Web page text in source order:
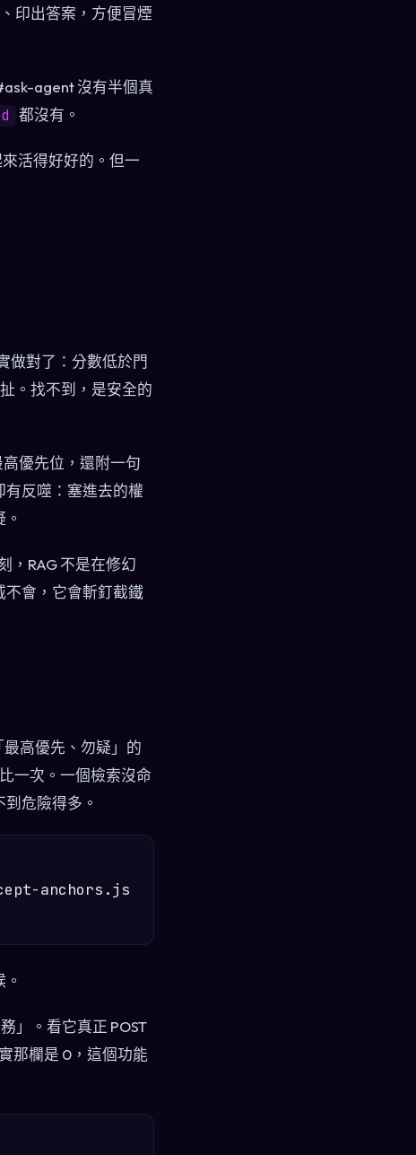
印出答案，方便冒煙
agent 沒有半個真
都沒有。
活得好好的。但一
做對了：分數低於門
。找不到，是安全的
優先位，還附一句
有反噬：塞進去的權
，RAG 不是在修幻
不會，它會斬釘截鐵
最高優先、勿疑」的
一次。一個檢索沒命
危險得多。
anchors.js
」。看它真正 POST
那欄是 0，這個功能